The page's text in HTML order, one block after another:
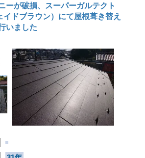
ーが破損、スーパーガルテクト
イドブラウン）にて屋根葺き替え
いました